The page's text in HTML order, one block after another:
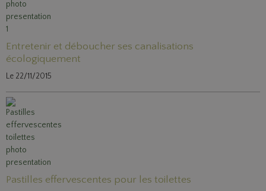
Entretenir et déboucher ses canalisations
écologiquement
Le 22/11/2015
Pastilles effervescentes pour les toilettes